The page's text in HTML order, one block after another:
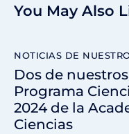
You May Also
NOTICIAS DE
Dos de
Programa
2024 de la
Ciencias